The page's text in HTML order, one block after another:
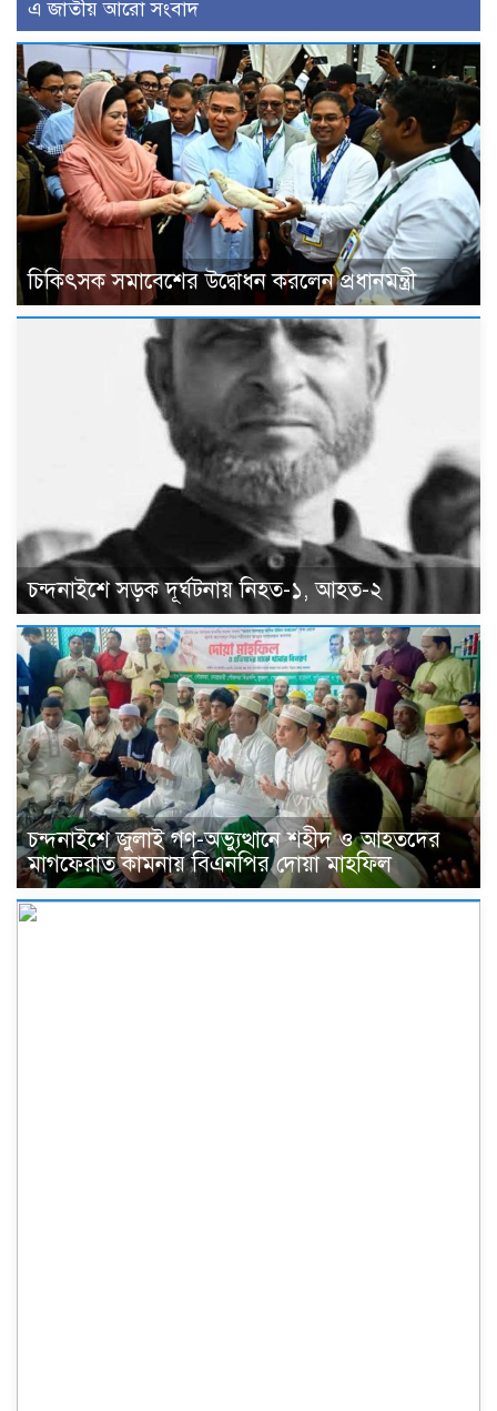
এ জাতীয় আরো সংবাদ
চিকিৎসক সমাবেশের উদ্বোধন করলেন প্রধানমন্ত্রী
চন্দনাইশে সড়ক দূর্ঘটনায় নিহত-১, আহত-২
চন্দনাইশে জুলাই গণ-অভ্যুত্থানে শহীদ ও আহতদের
মাগফেরাত কামনায় বিএনপির দোয়া মাহফিল